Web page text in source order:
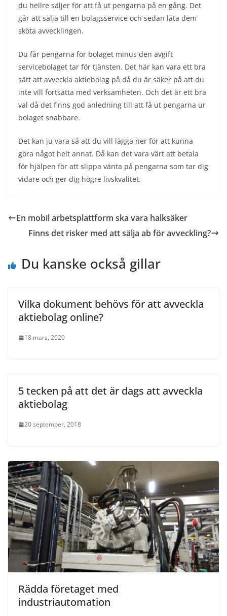
du hellre säljer för att få ut pengarna på en gång. Det
går att sälja till en bolagsservice och sedan låta dem
sköta avvecklingen.
Du får pengarna för bolaget minus den avgift
servicebolaget tar för tjänsten. Det här kan vara ett bra
sätt att avveckla aktiebolag på då du är säker på att du
inte vill fortsätta med verksamheten. Och det är ett bra
val då det finns god anledning till att få ut pengarna ur
bolaget snabbare.
Det kan ju vara så att du vill lägga ner för att kunna
göra något helt annat. Då kan det vara värt att betala
för hjälpen för att slippa vänta på pengarna som tar dig
vidare och ger dig högre livskvalitet.
En mobil arbetsplattform ska vara halksäker
Finns det risker med att sälja ab för avveckling?
Du kanske också gillar
Vilka dokument behövs för att avveckla
aktiebolag online?
18 mars, 2020
5 tecken på att det är dags att avveckla
aktiebolag
20 september, 2018
Rädda företaget med
industriautomation